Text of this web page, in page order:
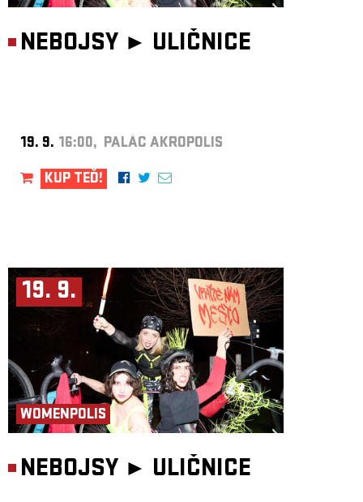
NEBOJSY ► ULIČNICE
19. 9. 16:00, PALÁC AKROPOLIS
KUP TEĎ!
19. 9.
WOMENPOLIS
NEBOJSY ► ULIČNICE